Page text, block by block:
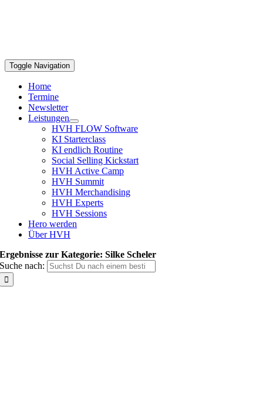
Toggle Navigation
Home
Termine
Newsletter
Leistungen
HVH FLOW Software
KI Starterclass
KI endlich Routine
Social Selling Kickstart
HVH Active Camp
HVH Summit
HVH Merchandising
HVH Experts
HVH Sessions
Hero werden
Über HVH
Ergebnisse zur Kategorie: Silke Scheler
Suche nach: